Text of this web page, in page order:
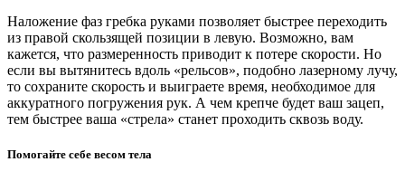
Наложение фаз гребка руками позволяет быстрее переходить
из правой скользящей позиции в левую. Возможно, вам
кажется, что размеренность приводит к потере скорости. Но
если вы вытянитесь вдоль «рельсов», подобно лазерному лучу,
то сохраните скорость и выиграете время, необходимое для
аккуратного погружения рук. А чем крепче будет ваш зацеп,
тем быстрее ваша «стрела» станет проходить сквозь воду.
Помогайте себе весом тела